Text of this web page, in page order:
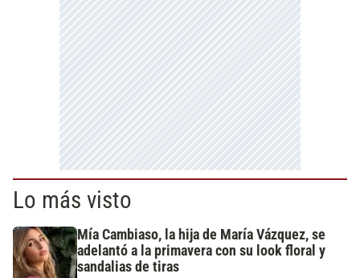
Lo más visto
Mía Cambiaso, la hija de María Vázquez, se
adelantó a la primavera con su look floral y
sandalias de tiras